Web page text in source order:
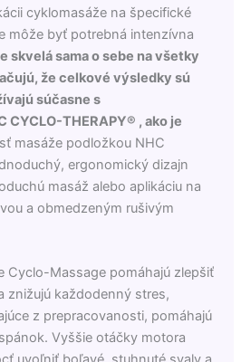
cyklomasáže na špecifické
môže byť potrebná intenzívna
skvelá sama o sebe na všetky
že celkové výsledky sú
súčasne s
CYCLO-THERAPY® , ako je
masáže podložkou NHC
ergonomický dizajn
masáž alebo aplikáciu na
a obmedzeným rušivým
Cyclo-Massage pomáhajú zlepšiť
znižujú každodenný stres,
z prepracovanosti, pomáhajú
Vyššie otáčky motora